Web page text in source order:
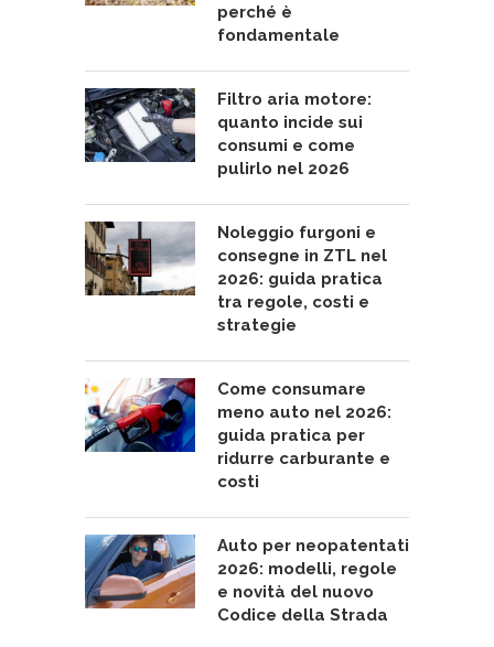
perché è
fondamentale
Filtro aria motore:
quanto incide sui
consumi e come
pulirlo nel 2026
Noleggio furgoni e
consegne in ZTL nel
2026: guida pratica
tra regole, costi e
strategie
Come consumare
meno auto nel 2026:
guida pratica per
ridurre carburante e
costi
Auto per neopatentati
2026: modelli, regole
e novità del nuovo
Codice della Strada